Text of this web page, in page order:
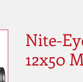
Nite-
12x50